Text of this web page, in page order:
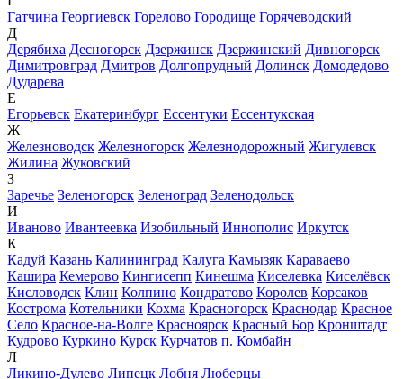
Гатчина Георгиевск Горелово Городище Горячеводский
Д
Дерябиха Десногорск Дзержинск Дзержинский Дивногорск
Димитровград Дмитров Долгопрудный Долинск Домодедово
Дударева
Е
Егорьевск Екатеринбург Ессентуки Ессентукская
Ж
Железноводск Железногорск Железнодорожный Жигулевск
Жилина Жуковский
З
Заречье Зеленогорск Зеленоград Зеленодольск
И
Иваново Ивантеевка Изобильный Иннополис Иркутск
К
Кадуй Казань Калининград Калуга Камызяк Караваево
Кашира Кемерово Кингисепп Кинешма Киселевка Киселёвск
Кисловодск Клин Колпино Кондратово Королев Корсаков
Кострома Котельники Кохма Красногорск Краснодар Красное
Село Красное-на-Волге Красноярск Красный Бор Кронштадт
Кудрово Куркино Курск Курчатов п. Комбайн
Л
Ликино-Дулево Липецк Лобня Люберцы